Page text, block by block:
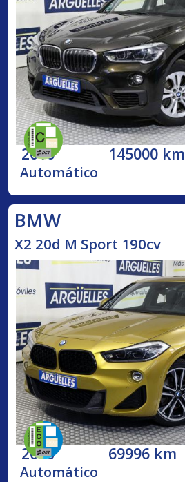
2016 145000 km
Automático
BMW
X2 20d M Sport 190cv
2020 69996 km
Automático